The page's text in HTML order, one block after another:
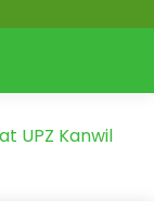
UPZ Kanwil